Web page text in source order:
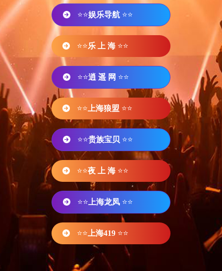
⭐⭐娱乐导航 ⭐⭐
⭐⭐乐 上 海 ⭐⭐
⭐⭐逍 遥 网 ⭐⭐
⭐⭐ 上海狼盟 ⭐⭐
⭐⭐贵族宝贝 ⭐⭐
⭐⭐夜 上 海 ⭐⭐
⭐⭐ 上海龙凤 ⭐⭐
⭐⭐ 上海419 ⭐⭐